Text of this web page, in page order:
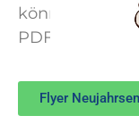
können Sie
PDF
Flyer